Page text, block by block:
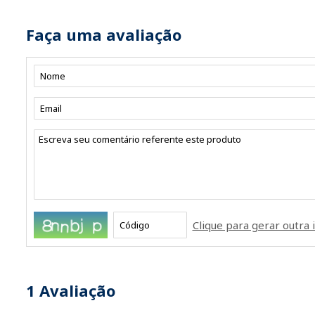
Faça uma avaliação
Clique para gerar outra
1 Avaliação